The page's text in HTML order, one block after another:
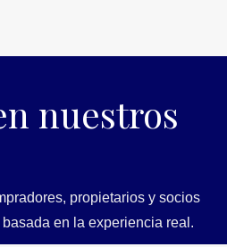
nuestros
propietarios y socios
en la experiencia real.